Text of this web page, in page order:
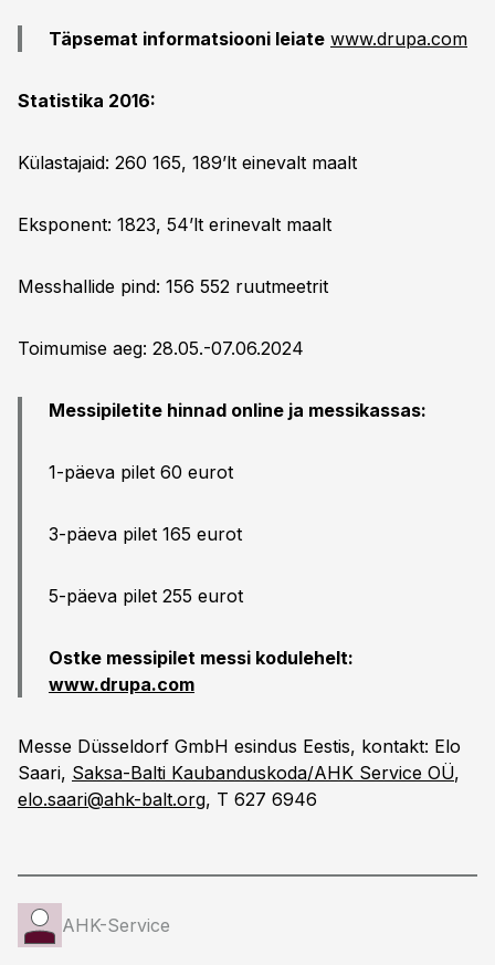
Täpsemat informatsiooni leiate www.drupa.com
Statistika 2016:
Külastajaid: 260 165, 189’lt einevalt maalt
Eksponent: 1823, 54’lt erinevalt maalt
Messhallide pind: 156 552 ruutmeetrit
Toimumise aeg: 28.05.-07.06.2024
Messipiletite hinnad online ja messikassas:
1-päeva pilet 60 eurot
3-päeva pilet 165 eurot
5-päeva pilet 255 eurot
Ostke messipilet messi kodulehelt:
www.drupa.com
Messe Düsseldorf GmbH esindus Eestis, kontakt: Elo
Saari, Saksa-Balti Kaubanduskoda/AHK Service OÜ,
elo.saari@ahk-balt.org, T 627 6946
AHK-Service